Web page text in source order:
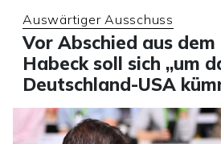
Auswärtiger Ausschuss
Vor Abschied aus
Habeck soll sich „um
Deutschland-USA